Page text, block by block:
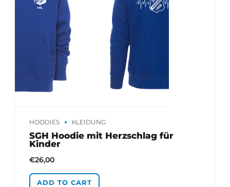
HOODIES KLEIDUNG
SGH Hoodie mit Herzschlag für
Kinder
€26,00
ADD TO CART